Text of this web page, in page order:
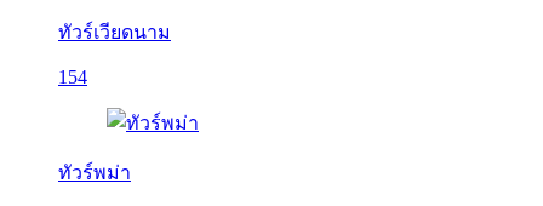
ทัวร์เวียดนาม
154
ทัวร์พม่า